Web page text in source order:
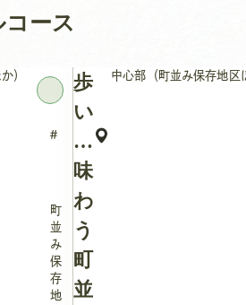
ース
）
町
並
み
保
存
地
歩
い
て
味
わ
う
町
並
中心部（町並み保存地区